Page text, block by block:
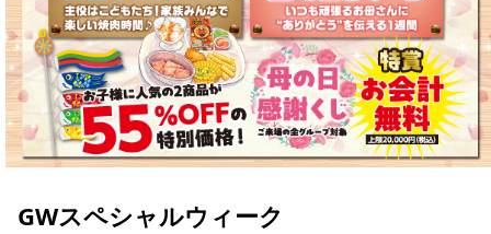
GWスペシャルウィーク